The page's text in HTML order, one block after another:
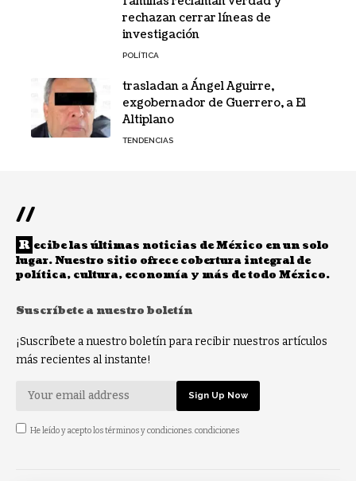
rechazan cerrar líneas de
investigación
POLÍTICA
trasladan a Ángel Aguirre,
exgobernador de Guerrero, a El
Altiplano
TENDENCIAS
//
R ecibe las últimas noticias de México en un solo
lugar. Nuestro sitio ofrece cobertura integral de
política, cultura, economía y más de todo México.
Suscríbete a nuestro boletín
¡Suscríbete a nuestro boletín para recibir nuestros artículos
más recientes al instante!
He leído y acepto los términos y condiciones. condiciones